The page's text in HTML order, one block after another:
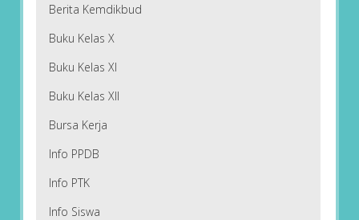
Berita Kemdikbud
Buku Kelas X
Buku Kelas XI
Buku Kelas XII
Bursa Kerja
Info PPDB
Info PTK
Info Siswa